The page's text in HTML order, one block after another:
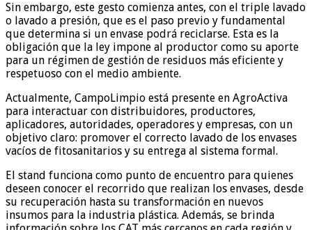
Sin embargo, este gesto comienza antes, con el triple lavado
o lavado a presión, que es el paso previo y fundamental
que determina si un envase podrá reciclarse. Esta es la
obligación que la ley impone al productor como su aporte
para un régimen de gestión de residuos más eficiente y
respetuoso con el medio ambiente.
Actualmente, CampoLimpio está presente en AgroActiva
para interactuar con distribuidores, productores,
aplicadores, autoridades, operadores y empresas, con un
objetivo claro: promover el correcto lavado de los envases
vacíos de fitosanitarios y su entrega al sistema formal.
El stand funciona como punto de encuentro para quienes
deseen conocer el recorrido que realizan los envases, desde
su recuperación hasta su transformación en nuevos
insumos para la industria plástica. Además, se brinda